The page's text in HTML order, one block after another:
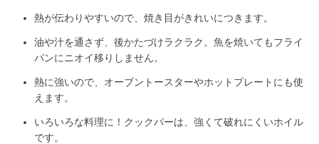
熱が伝わりやすいので、焼き目がきれいにつきます。
油や汁を通さず、後かたづけラクラク。魚を焼いてもフライ
パンにニオイ移りしません。
熱に強いので、オーブントースターやホットプレートにも使
えます。
いろいろな料理に！クックパーは、強くて破れにくいホイル
です。